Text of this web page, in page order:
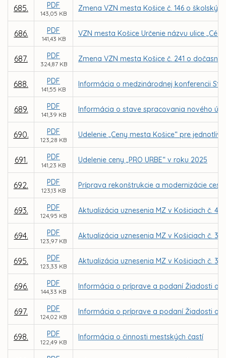
685. PDF
143,05 KB
Zmena VZN mesta Košice č. 146 o
686. PDF
141,43 KB
VZN mesta Košice Určenie názvu ulice
687. PDF
324,87 KB
Zmena VZN mesta Košice č. 241 o
688. PDF
141,55 KB
Informácia o medzinárodnej konferencii
689. PDF
141,39 KB
Informácia o stave spracovania nového
690. PDF
123,28 KB
Udelenie „Ceny mesta Košice“ pre
691. PDF
141,23 KB
Udelenie ceny „PRO URBE“ v roku 2025
692. PDF
123,13 KB
Príprava rekonštrukcie a modernizácie
693. PDF
124,95 KB
Aktualizácia uznesenia MZ v Košiciach č.
694. PDF
123,97 KB
Aktualizácia uznesenia MZ v Košiciach č.
695. PDF
123,33 KB
Aktualizácia uznesenia MZ v Košiciach č.
696. PDF
144,33 KB
Informácia o príprave a podaní Žiadosti o
697. PDF
124,02 KB
Informácia o príprave a podaní Žiadosti o
698. PDF
122,49 KB
Informácia o činnosti mestských častí